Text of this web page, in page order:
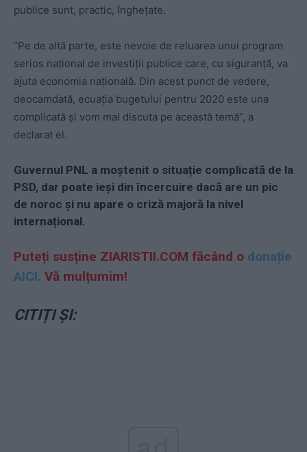
publice sunt, practic, înghețate.
”Pe de altă parte, este nevoie de reluarea unui program
serios naţional de investiţii publice care, cu siguranţă, va
ajuta economia naţională. Din acest punct de vedere,
deocamdată, ecuaţia bugetului pentru 2020 este una
complicată şi vom mai discuta pe această temă”, a
declarat el.
Guvernul PNL a moștenit o situație complicată de la
PSD, dar poate ieși din încercuire dacă are un pic
de noroc și nu apare o criză majoră la nivel
internațional.
Puteți susține ZIARISTII.COM făcând o donație
AICI. Vă mulțumim!
CITIȚI ȘI: